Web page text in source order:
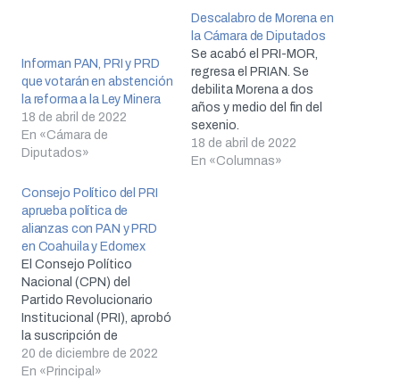
Informan PAN, PRI y PRD
que votarán en abstención
la reforma a la Ley Minera
18 de abril de 2022
En «Cámara de
Diputados»
Descalabro de Morena en
la Cámara de Diputados
Se acabó el PRI-MOR,
regresa el PRIAN. Se
debilita Morena a dos
años y medio del fin del
sexenio.
18 de abril de 2022
En «Columnas»
Consejo Político del PRI
aprueba política de
alianzas con PAN y PRD
en Coahuila y Edomex
El Consejo Político
Nacional (CPN) del
Partido Revolucionario
Institucional (PRI), aprobó
la suscripción de
convenios de coalición
con el PAN y el PRD para
20 de diciembre de 2022
En «Principal»